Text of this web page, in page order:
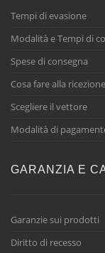
Tempi di evasione
Modalità e Tempi di
Spese di consegna
Cosa fare alla ricezione
Scegliere il vettore
Modalità di
GARANZIA E
Garanzie sui prodotti
Diritto di recesso